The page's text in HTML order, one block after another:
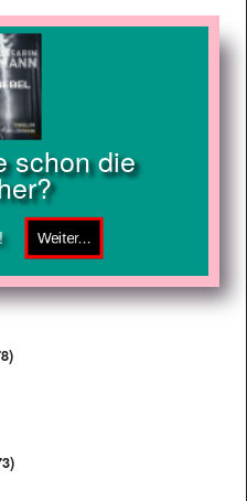
schon die